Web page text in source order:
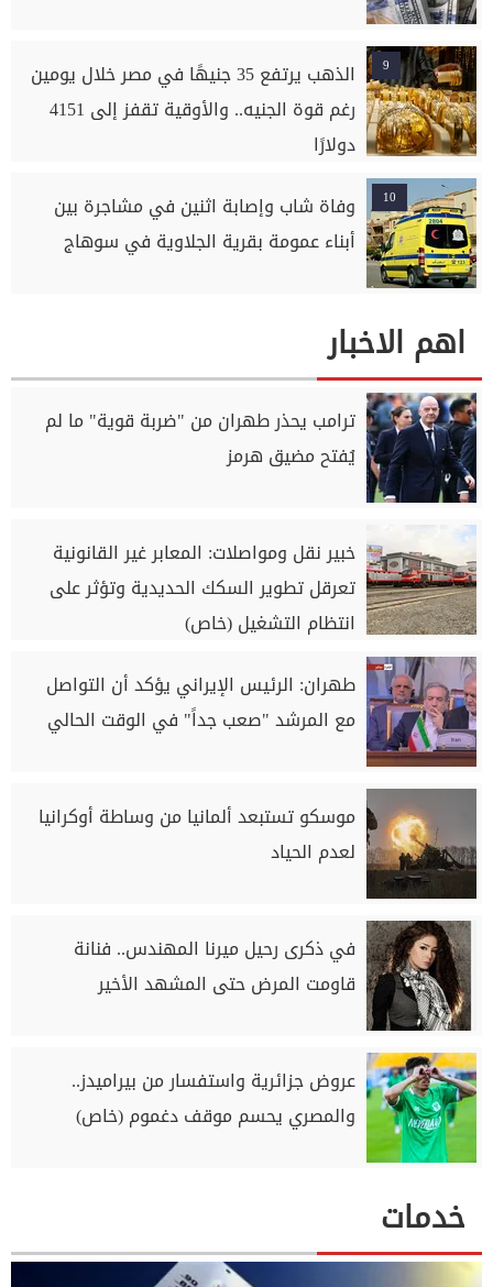
9
الذهب يرتفع 35 جنيهًا في مصر خلال يومين
رغم قوة الجنيه.. والأوقية تقفز إلى 4151
دولارًا
10
وفاة شاب وإصابة اثنين في مشاجرة بين
أبناء عمومة بقرية الجلاوية في سوهاج
اهم الاخبار
ترامب يحذر طهران من "ضربة قوية" ما لم
يُفتح مضيق هرمز
خبير نقل ومواصلات: المعابر غير القانونية
تعرقل تطوير السكك الحديدية وتؤثر على
انتظام التشغيل (خاص)
طهران: الرئيس الإيراني يؤكد أن التواصل
مع المرشد "صعب جداً" في الوقت الحالي
موسكو تستبعد ألمانيا من وساطة أوكرانيا
لعدم الحياد
في ذكرى رحيل ميرنا المهندس.. فنانة
قاومت المرض حتى المشهد الأخير
عروض جزائرية واستفسار من بيراميدز..
والمصري يحسم موقف دغموم (خاص)
خدمات